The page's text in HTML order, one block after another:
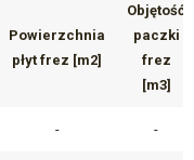
Powierzchnia
płyt frez [m2]
Objętość
paczki
frez
[m3]
- -